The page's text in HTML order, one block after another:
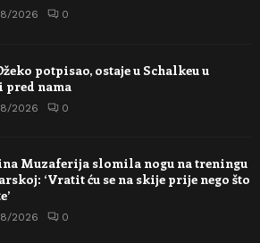
2026 0
potpisao, ostaje u Schalkeu u
pred nama
2026 0
Muzaferija slomila nogu na treningu
‘Vratit ću se na skije prije nego što
2026 0